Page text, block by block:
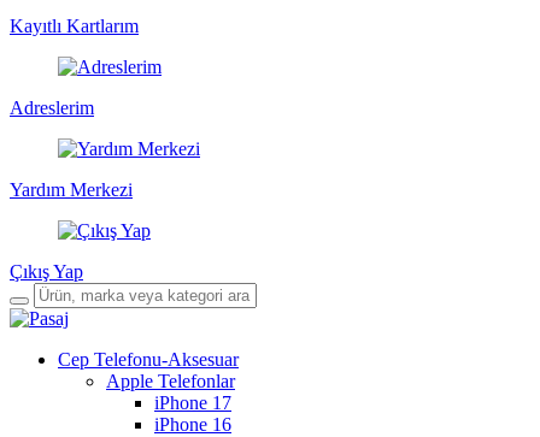
Kayıtlı Kartlarım
Adreslerim
Yardım Merkezi
Çıkış Yap
Cep Telefonu-Aksesuar
Apple Telefonlar
iPhone 17
iPhone 16